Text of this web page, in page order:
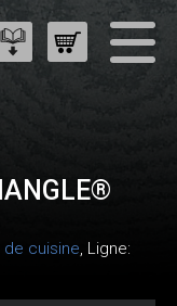
de cuisine, Ligne: